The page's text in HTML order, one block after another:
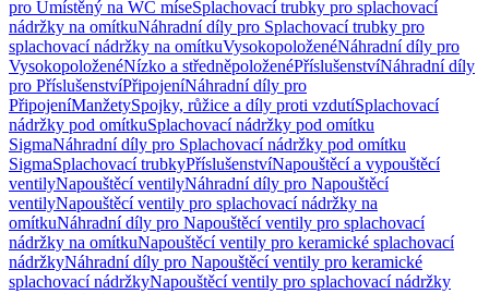
pro Umístěný na WC míseSplachovací trubky pro splachovací
nádržky na omítkuNáhradní díly pro Splachovací trubky pro
splachovací nádržky na omítkuVysokopoloženéNáhradní díly pro
VysokopoloženéNízko a středněpoloženéPříslušenstvíNáhradní díly
pro PříslušenstvíPřipojeníNáhradní díly pro
PřipojeníManžetySpojky, růžice a díly proti vzdutíSplachovací
nádržky pod omítkuSplachovací nádržky pod omítku
SigmaNáhradní díly pro Splachovací nádržky pod omítku
SigmaSplachovací trubkyPříslušenstvíNapouštěcí a vypouštěcí
ventilyNapouštěcí ventilyNáhradní díly pro Napouštěcí
ventilyNapouštěcí ventily pro splachovací nádržky na
omítkuNáhradní díly pro Napouštěcí ventily pro splachovací
nádržky na omítkuNapouštěcí ventily pro keramické splachovací
nádržkyNáhradní díly pro Napouštěcí ventily pro keramické
splachovací nádržkyNapouštěcí ventily pro splachovací nádržky